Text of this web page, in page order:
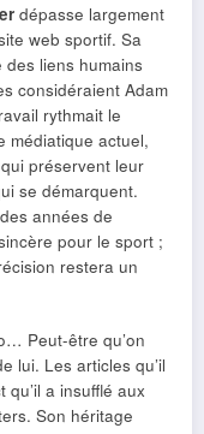
dépasse largement
web sportif. Sa
liens humains
considéraient Adam
rythmait le
médiatique actuel,
préservent leur
se démarquent.
années de
pour le sport ;
restera un
Peut-être qu’on
lui. Les articles qu’il
a insufflé aux
Son héritage